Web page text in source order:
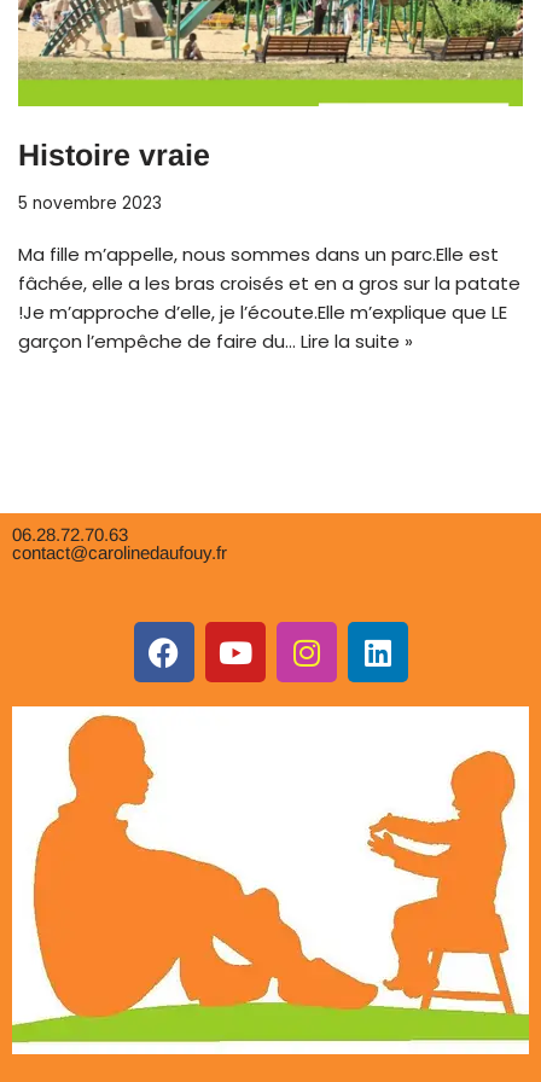
Histoire vraie
5 novembre 2023
Ma fille m’appelle, nous sommes dans un parc.Elle est
fâchée, elle a les bras croisés et en a gros sur la patate
!Je m’approche d’elle, je l’écoute.Elle m’explique que LE
garçon l’empêche de faire du… Lire la suite »
06.28.72.70.63
contact@carolinedaufouy.fr